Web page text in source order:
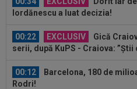
Iordănescu a luat decizia!
00:22 EXCLUSIV
Gică
serii, după KuPS - Craiova: ”Știi
00:12
Barcelona, 180 de
Rodri!